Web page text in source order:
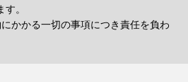
。
かかる一切の事項につき責任を負わ